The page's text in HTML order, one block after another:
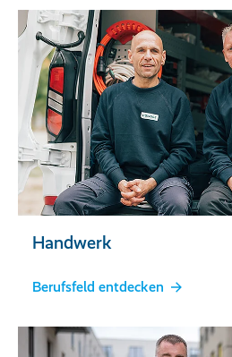
Handwerk
Berufsfeld entdecken